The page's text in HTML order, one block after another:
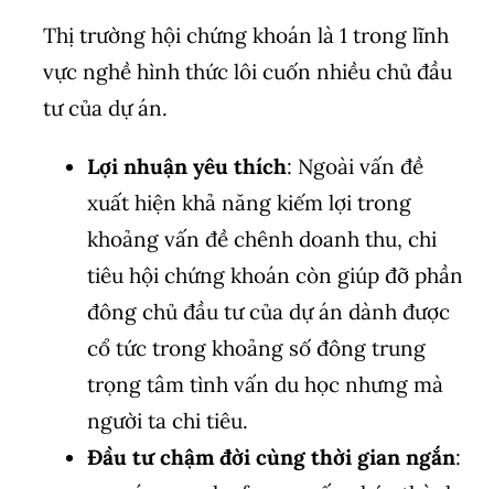
Thị trường hội chứng khoán là 1 trong lĩnh
vực nghề hình thức lôi cuốn nhiều chủ đầu
tư của dự án.
Lợi nhuận yêu thích: Ngoài vấn đề
xuất hiện khả năng kiếm lợi trong
khoảng vấn đề chênh doanh thu, chi
tiêu hội chứng khoán còn giúp đỡ phần
đông chủ đầu tư của dự án dành được
cổ tức trong khoảng số đông trung
trọng tâm tình vấn du học nhưng mà
người ta chi tiêu.
Đầu tư chậm đời cùng thời gian ngắn: